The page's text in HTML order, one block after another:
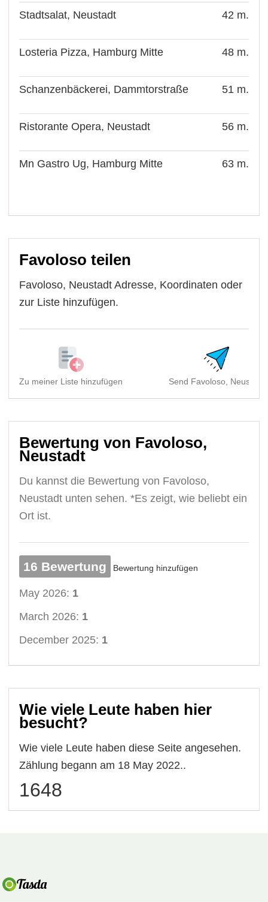
Stadtsalat, Neustadt 42 m.
Losteria Pizza, Hamburg Mitte 48 m.
Schanzenbäckerei, Dammtorstraße 51 m.
Ristorante Opera, Neustadt 56 m.
Mn Gastro Ug, Hamburg Mitte 63 m.
Favoloso teilen
Favoloso, Neustadt Adresse, Koordinaten oder
zur Liste hinzufügen.
Zu meiner Liste hinzufügen Send Favoloso, Neustadt
Bewertung von Favoloso,
Neustadt
Du kannst die Bewertung von Favoloso,
Neustadt unten sehen. *Es zeigt, wie beliebt ein
Ort ist.
16 Bewertung Bewertung hinzufügen
May 2026: 1
March 2026: 1
December 2025: 1
Wie viele Leute haben hier
besucht?
Wie viele Leute haben diese Seite angesehen.
Zählung begann am 18 May 2022..
1648